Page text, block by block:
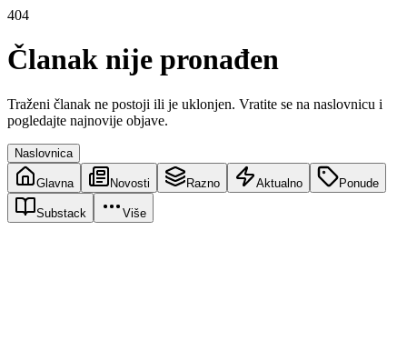
404
Članak nije pronađen
Traženi članak ne postoji ili je uklonjen. Vratite se na naslovnicu i
pogledajte najnovije objave.
Naslovnica
Glavna Novosti Razno Aktualno Ponude
Substack Više